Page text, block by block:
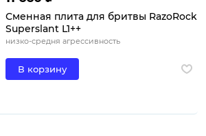
Сменная плита для бритвы RazoRock
Superslant L1++
низко-средня агрессивность
В корзину